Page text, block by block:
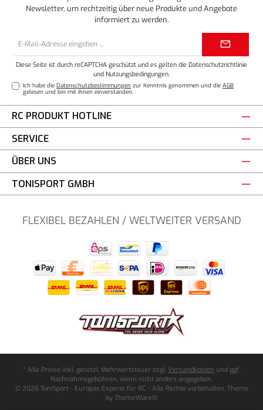
Newsletter, um rechtzeitig über neue Produkte und Angebote
informiert zu werden.
Diese Seite ist durch reCAPTCHA geschützt und es gelten die Datenschutzrichtlinie
und Nutzungsbedingungen.
Ich habe dieDatenschutzbestimmungen zur Kenntnis genommen und dieAGB
gelesen und bin mit ihnen einverstanden.
RC PRODUKT HOTLINE
SERVICE
ÜBER UNS
TONISPORT GMBH
FLEXIBEL BEZAHLEN / WELTWEITER VERSAND
* Alle Preise inkl. gesetzl. Mehrwertsteuer zzgl. Versandkosten und ggf.
Nachnahmegebühren, wenn nicht anders angegeben.
© 2026 ToniSport - Europas Experte für RC - Alle Rechte vorbehalten. Theme
by ThemeWare®